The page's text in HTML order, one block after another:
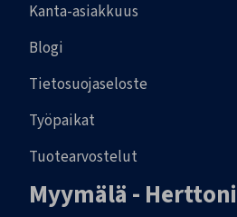
Kanta-asiakkuus
Blogi
Tietosuojaseloste
Työpaikat
Tuotearvostelut
Myymälä -